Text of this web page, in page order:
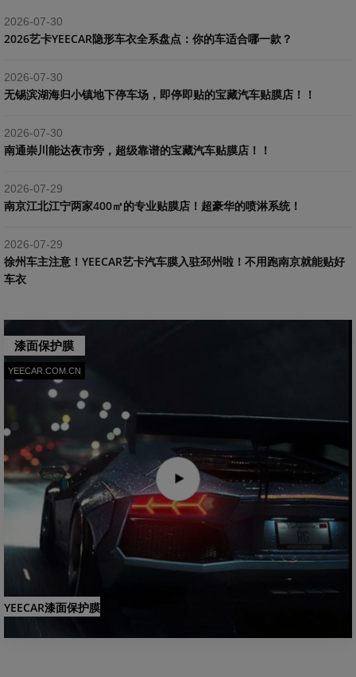
2026-07-30
2026艺卡YEECAR隐形车衣全系盘点：你的车适合哪一款？
2026-07-30
​无锡滨湖海归小镇地下停车场，即停即贴的宝藏汽车贴膜店！！
2026-07-30
南通崇川能达夜市旁，超级靠谱的宝藏汽车贴膜店！！
2026-07-29
南京江北江宁两家400㎡的专业贴膜店！超豪华的喷淋系统！
2026-07-29
​徐州车主注意！YEECAR艺卡汽车膜入驻邳州啦！不用跑南京就能贴好
车衣
漆面保护膜
YEECAR.COM.CN
YEECAR漆面保护膜